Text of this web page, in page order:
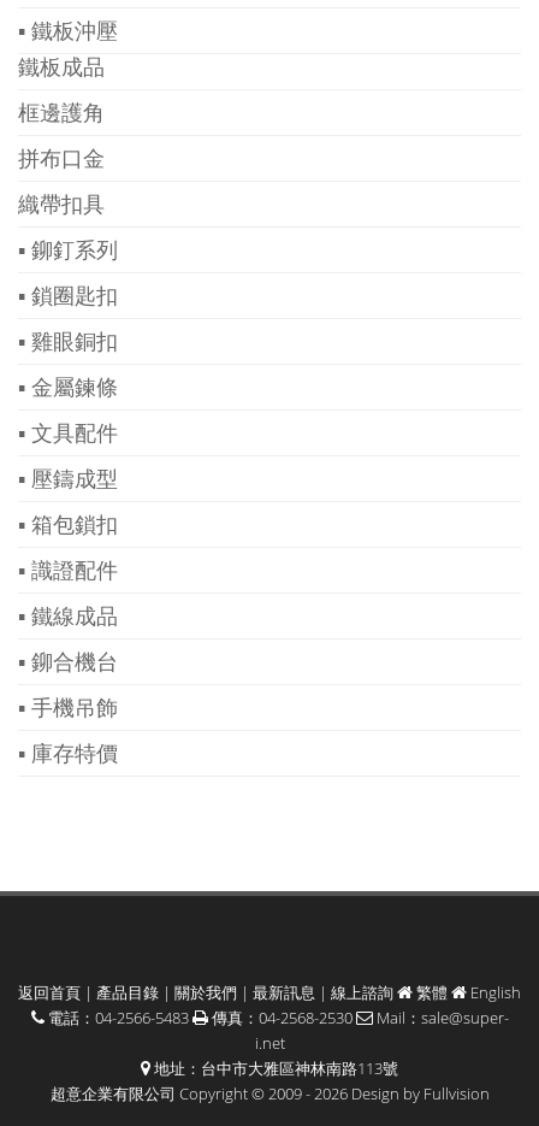
▪ 鐵板沖壓
鐵板成品
框邊護角
拼布口金
織帶扣具
▪ 鉚釘系列
▪ 鎖圈匙扣
▪ 雞眼銅扣
▪ 金屬鍊條
▪ 文具配件
▪ 壓鑄成型
▪ 箱包鎖扣
▪ 識證配件
▪ 鐵線成品
▪ 鉚合機台
▪ 手機吊飾
▪ 庫存特價
返回首頁 | 產品目錄 | 關於我們 | 最新訊息 | 線上諮詢 繁體
English
電話：04-2566-5483
傳真：04-2568-2530 Mail： sale@super-
i.net
地址：台中市大雅區神林南路113號
超意企業有限公司 Copyright © 2009 - 2026 Design by Fullvision